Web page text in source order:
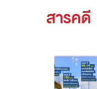
สารคดี